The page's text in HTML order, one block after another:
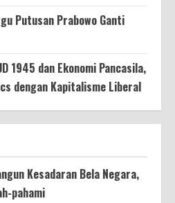
Putusan Prabowo Ganti
1945 dan Ekonomi Pancasila,
dengan Kapitalisme Liberal
Kesadaran Bela Negara,
pahami